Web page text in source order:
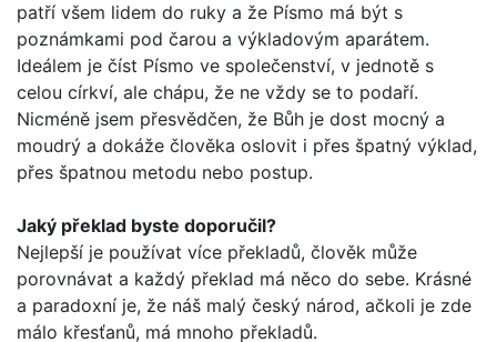
patří všem lidem do ruky a že Písmo má být s
poznámkami pod čarou a výkladovým aparátem.
Ideálem je číst Písmo ve společenství, v jednotě s
celou církví, ale chápu, že ne vždy se to podaří.
Nicméně jsem přesvědčen, že Bůh je dost mocný a
moudrý a dokáže člověka oslovit i přes špatný výklad,
přes špatnou metodu nebo postup.
Jaký překlad byste doporučil?
Nejlepší je používat více překladů, člověk může
porovnávat a každý překlad má něco do sebe. Krásné
a paradoxní je, že náš malý český národ, ačkoli je zde
málo křesťanů, má mnoho překladů.